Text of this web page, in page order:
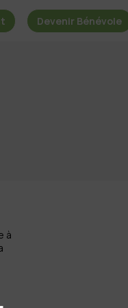
Devenir Bénévole
à